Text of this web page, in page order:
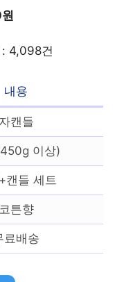
4,098건
내용
자캔들
이상)
캔들 세트
코튼향
료배송